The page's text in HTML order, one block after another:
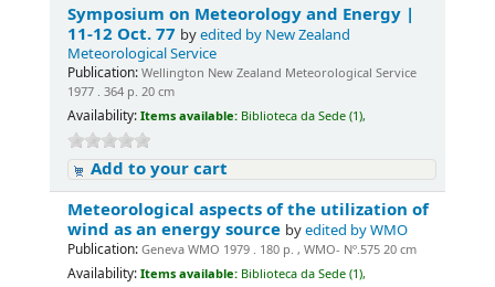
Symposium on Meteorology and Energy |
11-12 Oct. 77 byedited by New Zealand
Meteorological Service
Publication: Wellington New Zealand Meteorological Service
1977 . 364 p. 20 cm
Availability: Items available: Biblioteca da Sede (1),
Add to your cart
Meteorological aspects of the utilization of
wind as an energy source byedited by WMO
Publication: Geneva WMO 1979 . 180 p. , WMO- Nº.575 20 cm
Availability: Items available: Biblioteca da Sede (1),